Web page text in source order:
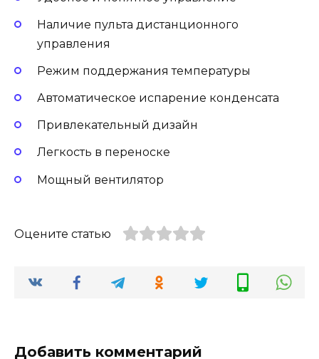
Наличие пульта дистанционного
управления
Режим поддержания температуры
Автоматическое испарение конденсата
Привлекательный дизайн
Легкость в переноске
Мощный вентилятор
Оцените статью
Добавить комментарий